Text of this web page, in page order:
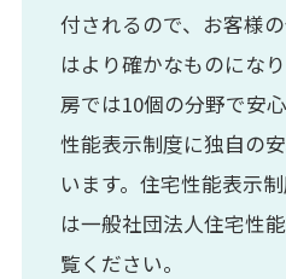
付されるので、お客様
はより確かなものにな
房では10個の分野で安
性能表示制度に独自の
います。住宅性能表示
は一般社団法人住宅性
覧ください。